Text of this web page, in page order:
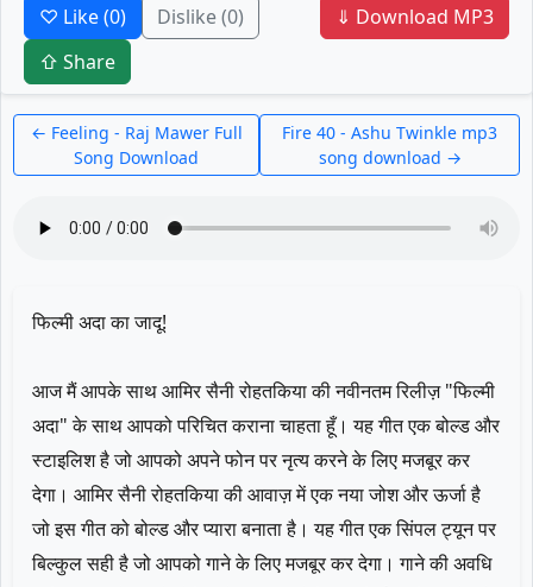
♡ Like(0) Dislike(0)
⇓ Download MP3
⇧ Share
← Feeling - Raj Mawer Full
Song Download
Fire 40 - Ashu Twinkle mp3
song download →
फिल्मी अदा का जादू!
आज मैं आपके साथ आमिर सैनी रोहतकिया की नवीनतम रिलीज़ "फिल्मी
अदा" के साथ आपको परिचित कराना चाहता हूँ। यह गीत एक बोल्ड और
स्टाइलिश है जो आपको अपने फोन पर नृत्य करने के लिए मजबूर कर
देगा। आमिर सैनी रोहतकिया की आवाज़ में एक नया जोश और ऊर्जा है
जो इस गीत को बोल्ड और प्यारा बनाता है। यह गीत एक सिंपल ट्यून पर
बिल्कुल सही है जो आपको गाने के लिए मजबूर कर देगा। गाने की अवधि